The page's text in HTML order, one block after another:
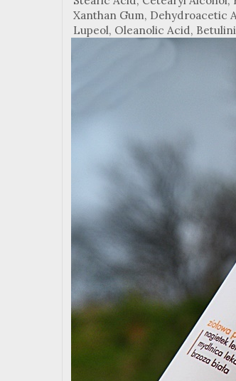
Xanthan Gum, Dehydroacetic
Lupeol, Oleanolic Acid,